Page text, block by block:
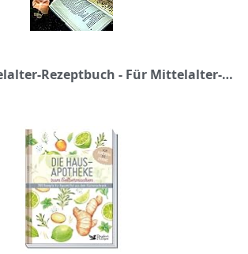
Das neue Mittelalter-Rezeptbuch - Für Mittelalter-Freunde, Selbstversorger, Kräuterhexen, Allergiker, Sparfüchse und Selbermacherinnen: Das Standardwerk